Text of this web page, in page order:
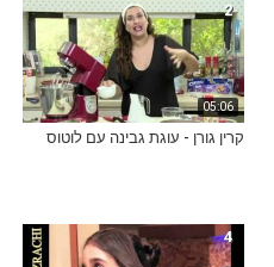
05:06
2
קרין גורן - עוגת גבינה עם לוטוס
4